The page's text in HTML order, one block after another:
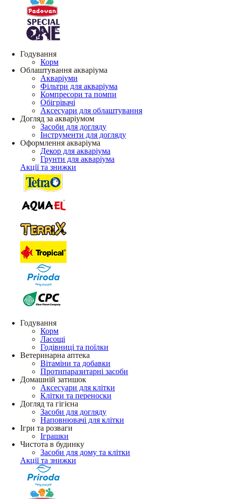
Годування
Корм
Облаштування акваріума
Акваріуми
Фільтри для акваріума
Компресори та помпи
Обігрівачі
Аксесуари для облаштування
Догляд за акваріумом
Засоби для догляду
Інструменти для догляду
Оформлення акваріума
Декор для акваріума
Грунти для акваріума
Акції та знижки
Годування
Корм
Ласощі
Годівниці та поїлки
Ветеринарна аптека
Вітаміни та добавки
Протипаразитарні засоби
Домашній затишок
Аксесуари для клітки
Клітки та переноски
Догляд та гігієна
Засоби для догляду
Наповнювачі для клітки
Ігри та розваги
Іграшки
Чистота в будинку
Засоби для дому та клітки
Акції та знижки